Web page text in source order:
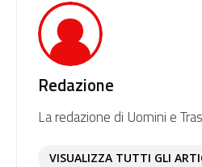
Redazione
La redazione di Uomini e
VISUALIZZA TUTTI GLI